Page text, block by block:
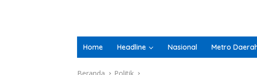
Home Headline Nasional Metro